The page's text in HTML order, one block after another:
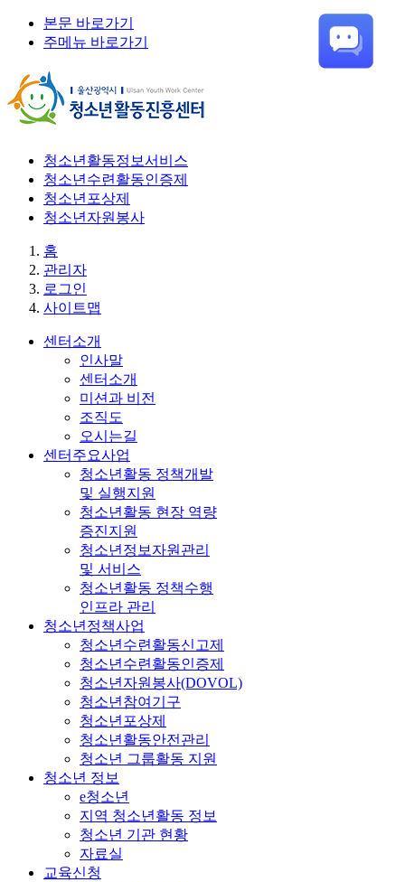
본문 바로가기
주메뉴 바로가기
청소년활동정보서비스
청소년수련활동인증제
청소년포상제
청소년자원봉사
홈
관리자
로그인
사이트맵
센터소개
인사말
센터소개
미션과 비전
조직도
오시는길
센터주요사업
청소년활동 정책개발
및 실행지원
청소년활동 현장 역량
증진지원
청소년정보자원관리
및 서비스
청소년활동 정책수행
인프라 관리
청소년정책사업
청소년수련활동신고제
청소년수련활동인증제
청소년자원봉사(DOVOL)
청소년참여기구
청소년포상제
청소년활동안전관리
청소년 그룹활동 지원
청소년 정보
e청소년
지역 청소년활동 정보
청소년 기관 현황
자료실
교육신청